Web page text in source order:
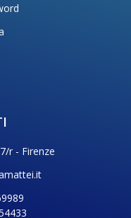
r - Firenze